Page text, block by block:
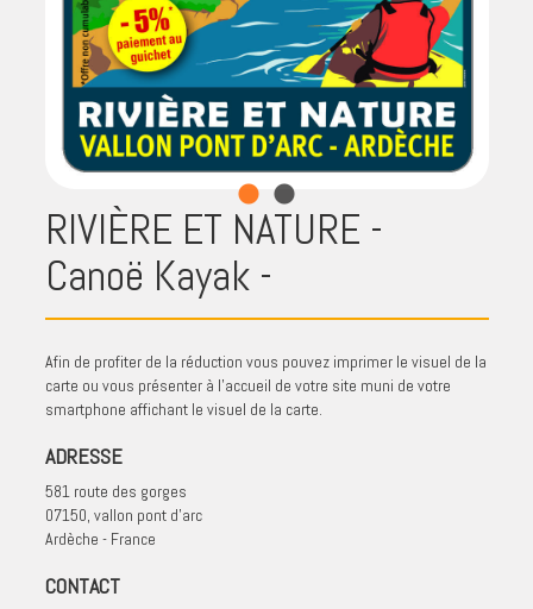
RIVIÈRE ET NATURE -
Canoë Kayak -
Afin de profiter de la réduction vous pouvez imprimer le visuel de la
carte ou vous présenter à l'accueil de votre site muni de votre
smartphone affichant le visuel de la carte.
ADRESSE
581 route des gorges
07150, vallon pont d'arc
Ardèche - France
CONTACT